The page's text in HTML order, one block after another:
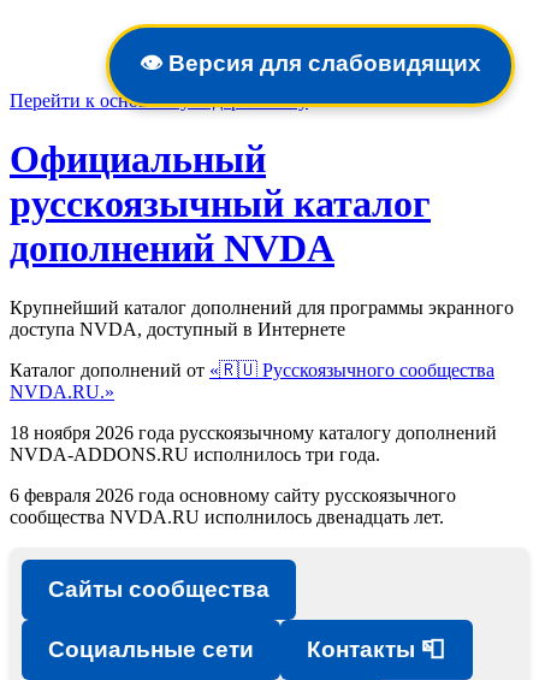
👁️ Версия для слабовидящих
Перейти к основному содержимому
Официальный
русскоязычный каталог
дополнений NVDA
Крупнейший каталог дополнений для программы экранного
доступа NVDA, доступный в Интернете
Каталог дополнений от «🇷🇺 Русскоязычного сообщества
NVDA.RU.»
18 ноября 2026 года русскоязычному каталогу дополнений
NVDA-ADDONS.RU исполнилось три года.
6 февраля 2026 года основному сайту русскоязычного
сообщества NVDA.RU исполнилось двенадцать лет.
Сайты сообщества
Социальные сети Контакты 📮